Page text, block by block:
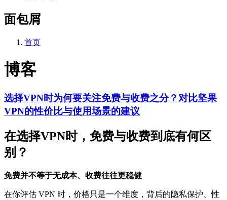
面包屑
首页
博客
选择VPN时为何要关注免费与收费之分？对比坚果
VPN的性价比与使用场景的建议
在选择VPN时，免费与收费到底有何区
别？
免费并不等于无成本、收费往往更稳健
在你评估 VPN 时，价格只是一个维度，背后的隐私保护、性